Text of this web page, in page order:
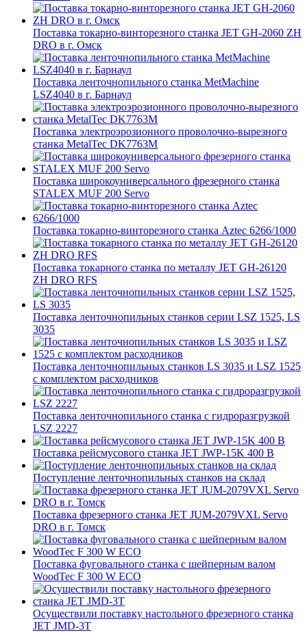
Поставка токарно-винторезного станка JET GH-2060 ZH
DRO в г. Омск
Поставка ленточнопильного станка MetMachine
LSZ4040 в г. Барнаул
Поставка электроэрозионного проволочно-вырезного
станка MetalTec DK7763M
Поставка широкоуниверсального фрезерного станка
STALEX MUF 200 Servo
Поставка токарно-винторезного станка Aztec 6266/1000
Поставка токарного станка по металлу JET GH-26120
ZH DRO RFS
Поставка ленточнопильных станков серии LSZ 1525, LS
3035
Поставка ленточнопильных станков LS 3035 и LSZ 1525
с комплектом расходников
Поставка ленточнопильного станка c гидроразгрузкой
LSZ 2227
Поставка рейсмусового станка JET JWP-15K 400 В
Поступление ленточнопильных станков на склад
Поставка фрезерного станка JET JUM-2079VXL Servo
DRO в г. Томск
Поставка фуговального станка с шейперным валом
WoodTec F 300 W ECO
Осуществили поставку настольного фрезерного станка
JET JMD-3T